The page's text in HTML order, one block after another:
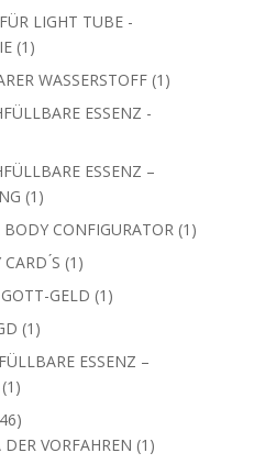
Produkt
LIGHT TUBE -
1 1
Produkt
WASSERSTOFF 1 1
ESSENZ -
ESSENZ –
1 1
Produkt
CONFIGURATOR 1 1
́S 1 1
Produkt
GELD 1 1
1 1
ProduktESSENZ –
1 1
Produkt
46
Produkte
VORFAHREN 1 1